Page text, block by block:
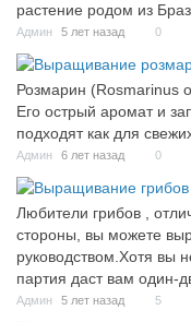
растение родом из
Админ 5 лет назад 0
Розмарин (Rosmarinus
Его острый аромат и
подходят как для
Админ 6 лет назад 0
Любители грибов ,
стороны, вы можете
руководством.Хотя вы
партия даст вам один-
Админ 5 лет назад 5